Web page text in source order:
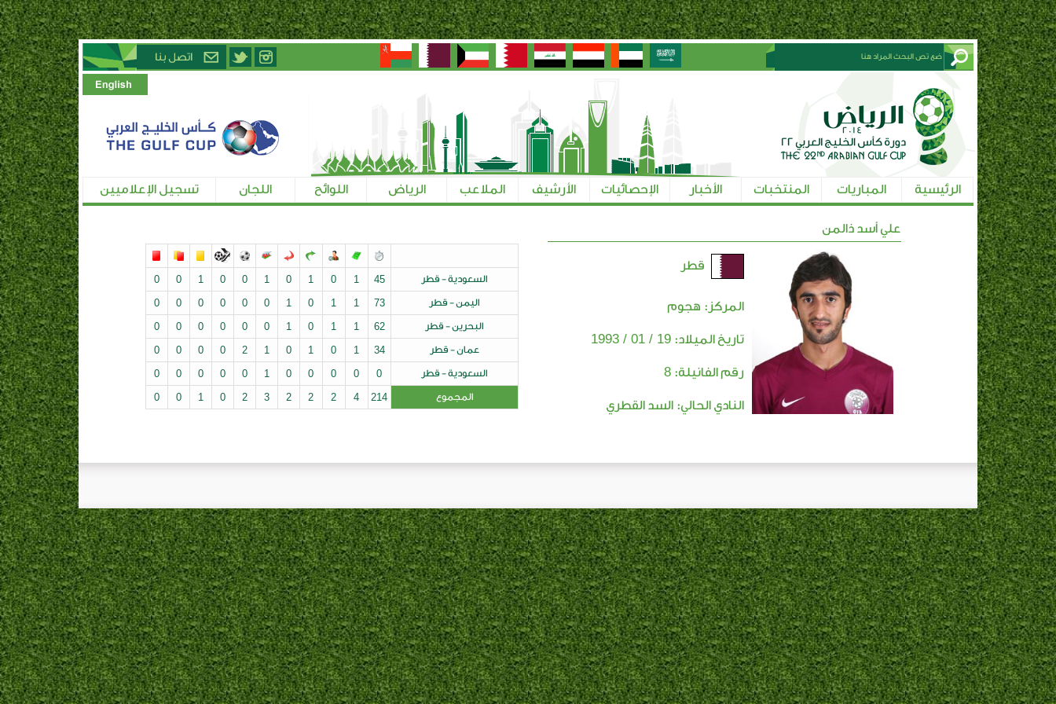
الرئيسية المباريات المنتخبات الأخبار الإحصائيات الأرشيف الملاعب الرياض اللوائح اللجان تسجيل الإعلاميين
علي أسد ذالمن
قطر
المركز: هجوم
تاريخ الميلاد: 19 / 01 / 1993
رقم الفانيلة: 8
النادي الحالي: السد القطري
السعودية - قطر 45
1
0
1
0
1
0
0
1
0
0
اليمن - قطر 73
1
1
0
1
0
0
0
0
0
0
البحرين - قطر 62
1
1
0
1
0
0
0
0
0
0
عمان - قطر 34
1
0
1
0
1
2
0
0
0
0
السعودية - قطر 0
0
0
0
0
1
0
0
0
0
0
المجموع 214
4
2
2
2
3
2
0
1
0
0